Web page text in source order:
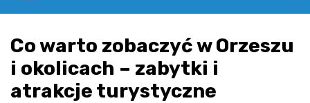
Co warto zobaczyć w Orzeszu
i okolicach – zabytki i
atrakcje turystyczne